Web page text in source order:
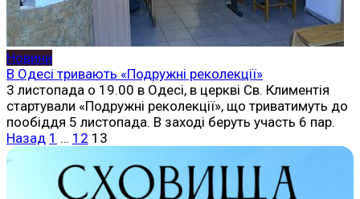
Новини
В Одесі тривають «Подружні реколекції»
3 листопада о 19.00 в Одесі, в церкві Св. Климентія
стартували «Подружні реколекції», що триватимуть до
пообіддя 5 листопада. В заході беруть участь 6 пар.
Пагінація
записів
Назад 1 … 12 13